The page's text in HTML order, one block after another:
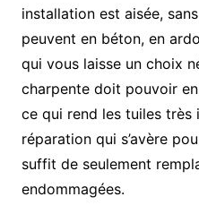
installation est aisée,
peuvent en béton, en
qui vous laisse un choix
charpente doit pouvoir
ce qui rend les tuiles très
réparation qui s’avère
suffit de seulement
endommagées.